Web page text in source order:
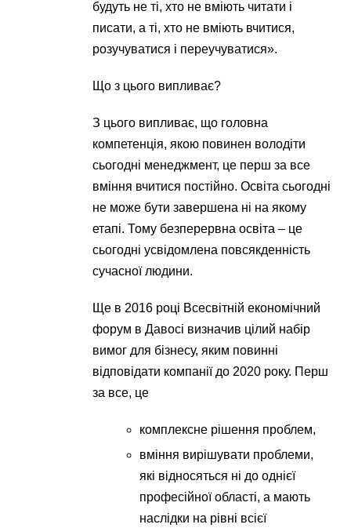
будуть не ті, хто не вміють читати і
писати, а ті, хто не вміють вчитися,
розучуватися і переучуватися».
Що з цього випливає?
З цього випливає, що головна
компетенція, якою повинен володіти
сьогодні менеджмент, це перш за все
вміння вчитися постійно. Освіта сьогодні
не може бути завершена ні на якому
етапі. Тому безперервна освіта – це
сьогодні усвідомлена повсякденність
сучасної людини.
Ще в 2016 році Всесвітній економічний
форум в Давосі визначив цілий набір
вимог для бізнесу, яким повинні
відповідати компанії до 2020 року. Перш
за все, це
комплексне рішення проблем,
вміння вирішувати проблеми,
які відносяться ні до однієї
професійної області, а мають
наслідки на рівні всієї